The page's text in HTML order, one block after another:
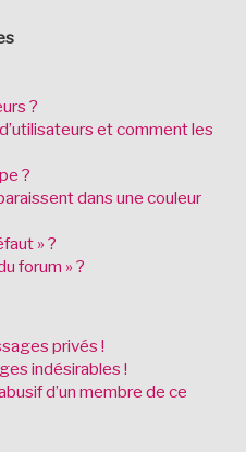
?
et comment les
?
dans une couleur
» ?
forum » ?
privés !
indésirables !
d’un membre de ce